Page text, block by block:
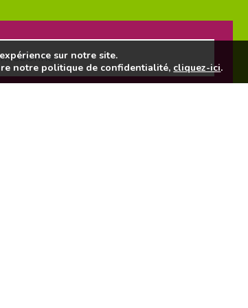
sur notre site.
notre politique de confidentialité, cliquez-ici.